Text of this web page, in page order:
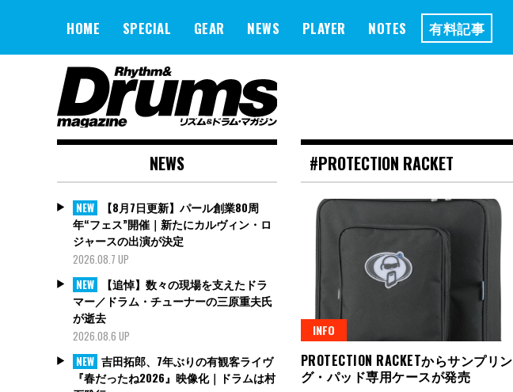
HOME SPECIAL GEAR NEWS PLAYER NOTES 有料記事
#PROTECTION RACKET
INFO
PROTECTION RACKETからサンプリン
グ・パッド専用ケースが発売
NEWS
NEW
【8月7日更新】パール創業80周
年“フェス”開催｜新たにカルヴィン・ロ
ジャースの出演が決定
2026.08.7 UP
NEW
【追悼】数々の現場を支えたドラ
マー／ドラム・チューナーの三原重夫氏
が逝去
2026.08.6 UP
NEW 吉田拓郎、7年ぶりの有観客ライヴ
『春だったね2026』映像化｜ドラムは村